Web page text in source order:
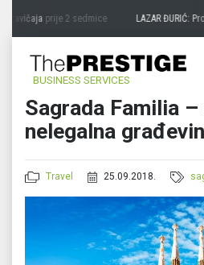
zavičajaprije 2 sedmice LAZAR ĐURIĆ:
BUSINESS SERVICES
Sagrada Familia
nelegalna
Travel 25.09.2018.